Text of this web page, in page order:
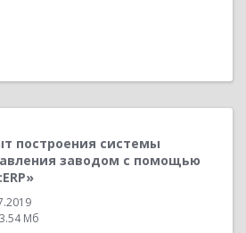
построения системы
заводом с помощью
Мб